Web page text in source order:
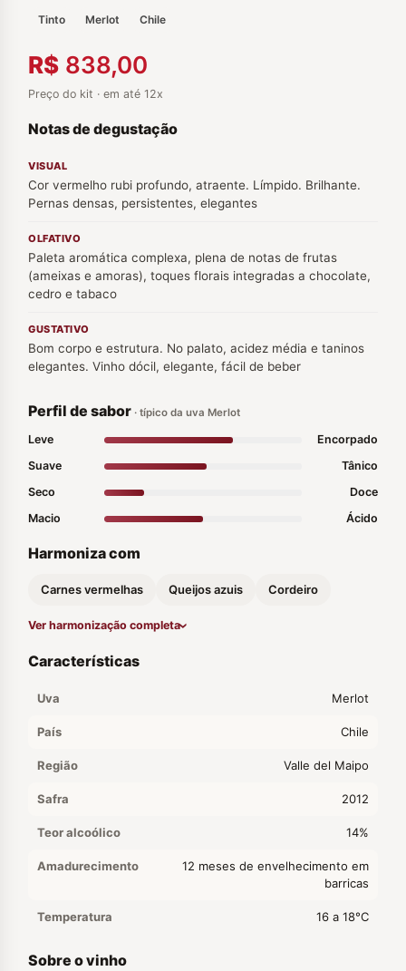
Tinto Merlot Chile
R$ 838,00
Preço do kit · em até 12x
Notas de degustação
VISUAL
Cor vermelho rubi profundo, atraente. Límpido. Brilhante.
Pernas densas, persistentes, elegantes
OLFATIVO
Paleta aromática complexa, plena de notas de frutas
(ameixas e amoras), toques florais integradas a chocolate,
cedro e tabaco
GUSTATIVO
Bom corpo e estrutura. No palato, acidez média e taninos
elegantes. Vinho dócil, elegante, fácil de beber
Perfil de sabor · típico da uva Merlot
Leve
Encorpado
Suave
Tânico
Seco
Doce
Macio
Ácido
Harmoniza com
Carnes vermelhas Queijos azuis Cordeiro
Ver harmonização completa
Características
Uva Merlot
País Chile
Região Valle del Maipo
Safra 2012
Teor alcoólico 14%
Amadurecimento
12 meses de envelhecimento em
barricas
Temperatura 16 a 18°C
Sobre o vinho